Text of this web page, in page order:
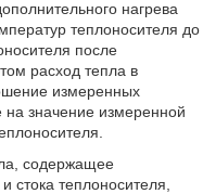
нагрева
теплоносителя до
после
расход тепла в
измеренных
значение измеренной
содержащее
стока теплоносителя,